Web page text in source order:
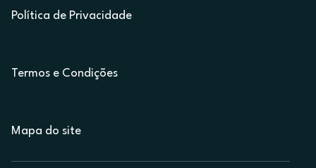
Política de Privacidade
Termos e Condições
Mapa do site